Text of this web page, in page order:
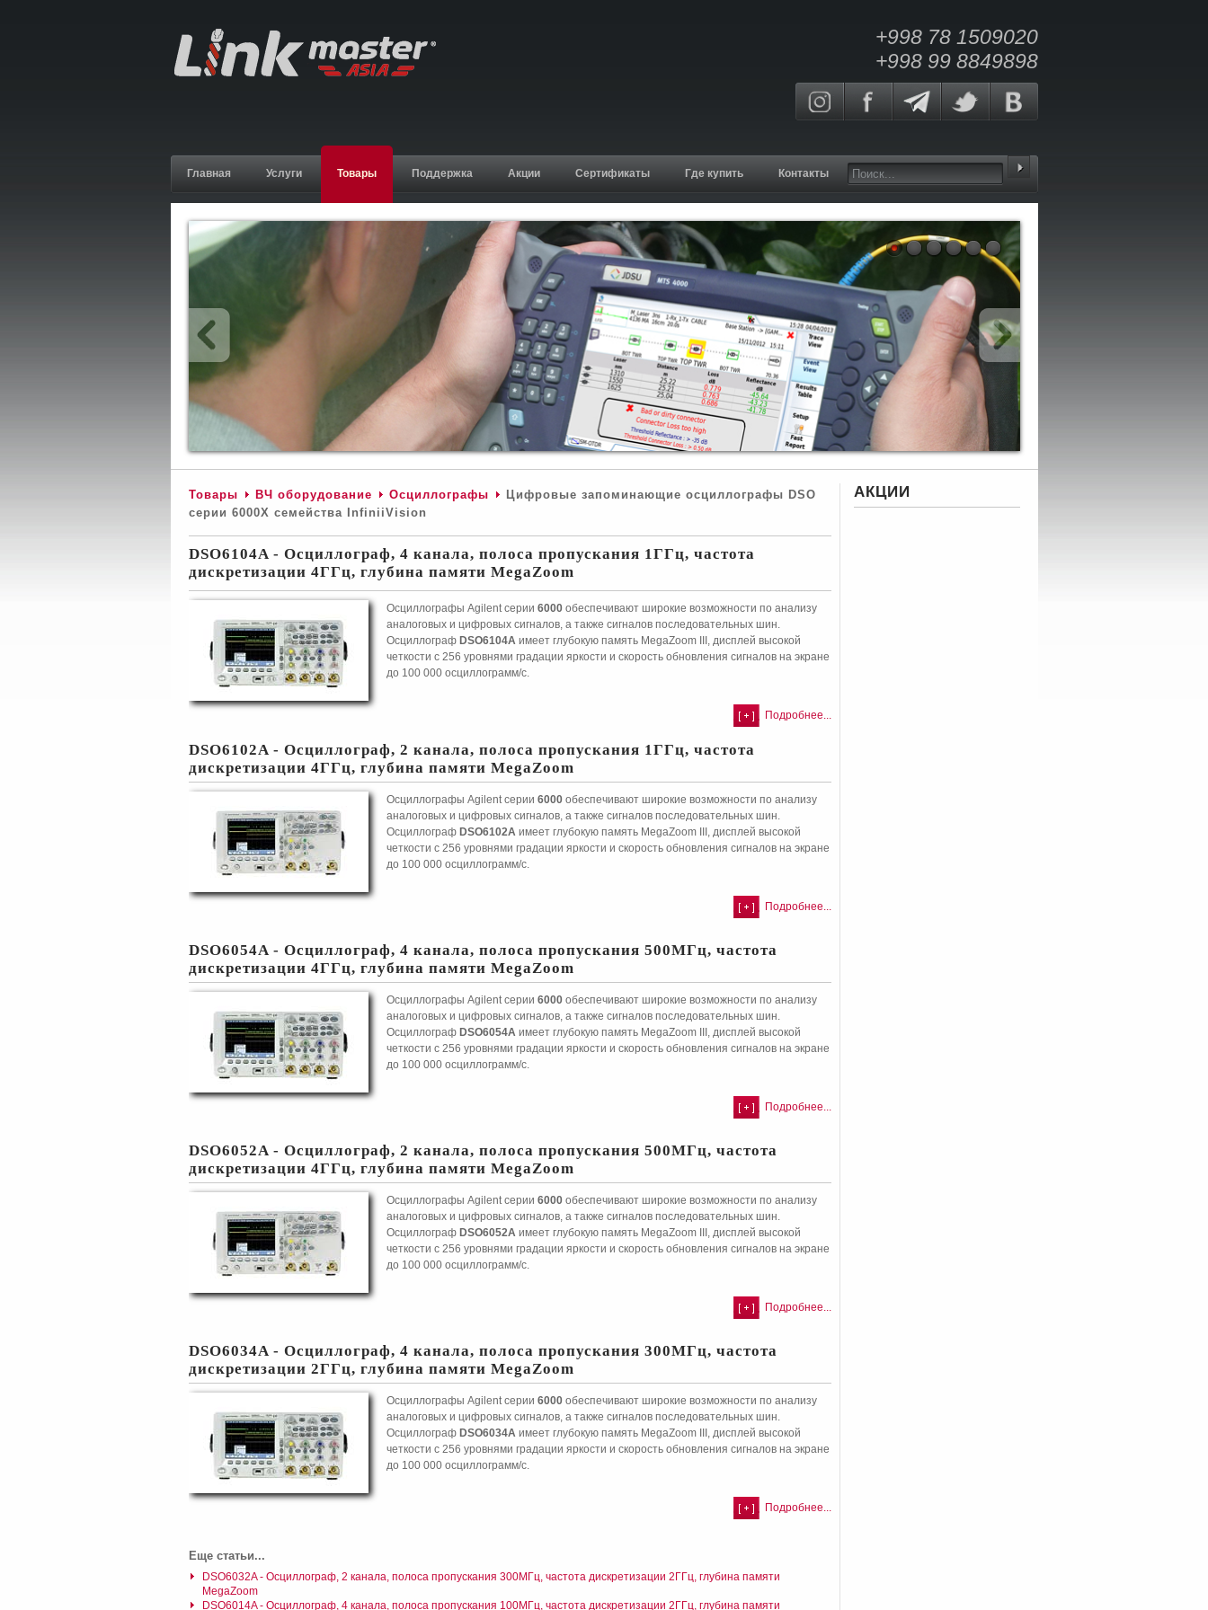
+998 78 1509020
+998 99 8849898
Главная Услуги Товары Поддержка Акции Сертификаты Где купить Контакты
Товары ВЧ оборудование Осциллографы
Цифровые запоминающие осциллографы DSO
серии 6000Х семейства InfiniiVision
DSO6104A - Осциллограф, 4 канала, полоса пропускания 1ГГц, частота
дискретизации 4ГГц, глубина памяти MegaZoom
Осциллографы Agilent серии 6000обеспечивают широкие возможности по анализу
аналоговых и цифровых сигналов, а также сигналов последовательных шин.
Осциллограф DSO6104Aимеет глубокую память MegaZoom III, дисплей высокой
четкости с 256 уровнями градации яркости и скорость обновления сигналов на экране
до 100 000 осциллограмм/с.
Подробнее...
DSO6102A - Осциллограф, 2 канала, полоса пропускания 1ГГц, частота
дискретизации 4ГГц, глубина памяти MegaZoom
Осциллографы Agilent серии 6000обеспечивают широкие возможности по анализу
аналоговых и цифровых сигналов, а также сигналов последовательных шин.
Осциллограф DSO6102Aимеет глубокую память MegaZoom III, дисплей высокой
четкости с 256 уровнями градации яркости и скорость обновления сигналов на экране
до 100 000 осциллограмм/с.
Подробнее...
DSO6054A - Осциллограф, 4 канала, полоса пропускания 500МГц, частота
дискретизации 4ГГц, глубина памяти MegaZoom
Осциллографы Agilent серии 6000обеспечивают широкие возможности по анализу
аналоговых и цифровых сигналов, а также сигналов последовательных шин.
Осциллограф DSO6054Aимеет глубокую память MegaZoom III, дисплей высокой
четкости с 256 уровнями градации яркости и скорость обновления сигналов на экране
до 100 000 осциллограмм/с.
Подробнее...
DSO6052A - Осциллограф, 2 канала, полоса пропускания 500МГц, частота
дискретизации 4ГГц, глубина памяти MegaZoom
Осциллографы Agilent серии 6000обеспечивают широкие возможности по анализу
аналоговых и цифровых сигналов, а также сигналов последовательных шин.
Осциллограф DSO6052Aимеет глубокую память MegaZoom III, дисплей высокой
четкости с 256 уровнями градации яркости и скорость обновления сигналов на экране
до 100 000 осциллограмм/с.
Подробнее...
DSO6034A - Осциллограф, 4 канала, полоса пропускания 300МГц, частота
дискретизации 2ГГц, глубина памяти MegaZoom
Осциллографы Agilent серии 6000обеспечивают широкие возможности по анализу
аналоговых и цифровых сигналов, а также сигналов последовательных шин.
Осциллограф DSO6034Aимеет глубокую память MegaZoom III, дисплей высокой
четкости с 256 уровнями градации яркости и скорость обновления сигналов на экране
до 100 000 осциллограмм/с.
Подробнее...
Еще статьи...
DSO6032A - Осциллограф, 2 канала, полоса пропускания 300МГц, частота дискретизации 2ГГц, глубина памяти
MegaZoom
DSO6014A - Осциллограф, 4 канала, полоса пропускания 100МГц, частота дискретизации 2ГГц, глубина памяти
АКЦИИ